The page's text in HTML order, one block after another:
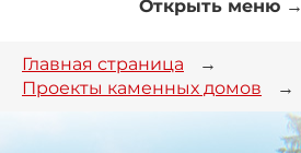
Открыть меню →
Главная страница
→
Проекты каменных домов
→